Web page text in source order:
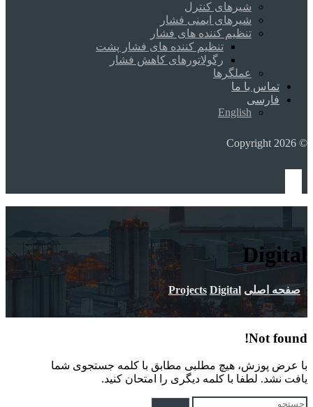
شیرهای کنترل
شیرهای ایمنی فشار
تنظیم کننده های فشار
تنظیم کننده های فشار پشت
رگولاتورهای کاهش فشار
عملگرها
تماس با ما
فارسی
English
© Copyright 2026
Digital
صفحه اصلی Projects Digital
Not found!
با عرض پوزش، هیچ مطلبی مطابق با کلمه جستجوی شما
یافت نشد. لطفا با کلمه دیگری را امتحان کنید.